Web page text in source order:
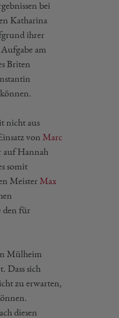
bei
Katharina
ihrer
am
Briten
nicht aus
von Marc
auf Hannah
somit
Meister Max
den für
Mülheim
Dass sich
zu erwarten,
diesen